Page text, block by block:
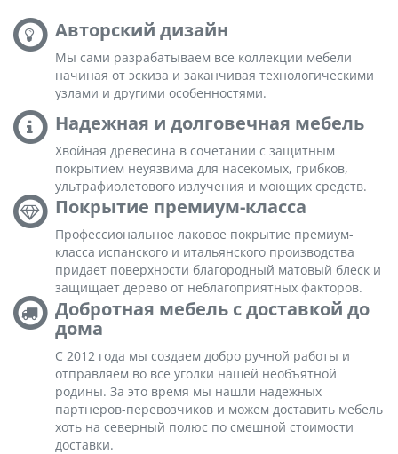
Авторский дизайн
Мы сами разрабатываем все коллекции мебели
начиная от эскиза и заканчивая технологическими
узлами и другими особенностями.
Надежная и долговечная мебель
Хвойная древесина в сочетании с защитным
покрытием неуязвима для насекомых, грибков,
ультрафиолетового излучения и моющих средств.
Покрытие премиум-класса
Профессиональное лаковое покрытие премиум-
класса испанского и итальянского производства
придает поверхности благородный матовый блеск и
защищает дерево от неблагоприятных факторов.
Добротная мебель с доставкой до
дома
С 2012 года мы создаем добро ручной работы и
отправляем во все уголки нашей необъятной
родины. За это время мы нашли надежных
партнеров-перевозчиков и можем доставить мебель
хоть на северный полюс по смешной стоимости
доставки.